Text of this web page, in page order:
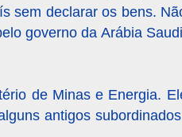
sem declarar os bens.
governo da Arábia
de Minas e Energia.
antigos